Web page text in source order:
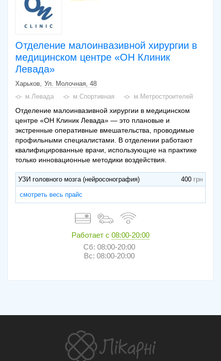
Отделение малоинвазивной хирургии в
медицинском центре «ОН Клиник
Левада»
Харьков Ул. Молочная, 48
м.Левада
м.Спортивная м.Метростроителей
Отделение малоинвазивной хирургии в медицинском
центре «ОН Клиник Левада» — это плановые и
экстренные оперативные вмешательства, проводимые
профильными специалистами. В отделении работают
квалифицированные врачи, использующие на практике
только инновационные методики воздействия.
УЗИ головного мозга (нейросонография) 400
смотреть весь прайс
Работает с 08:00-20:00
Сб: 08:00-20:00
Вс: 08:00-20:00